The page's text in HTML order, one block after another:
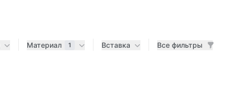
Материал 1 Вставка Все фильтры